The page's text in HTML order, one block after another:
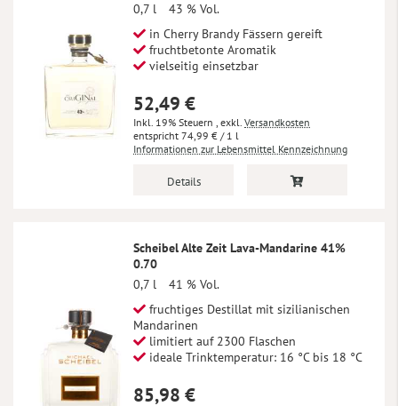
0,7 l
43 % Vol.
in Cherry Brandy Fässern gereift
fruchtbetonte Aromatik
vielseitig einsetzbar
52,49 €
Inkl. 19% Steuern , exkl. Versandkosten
74,99 € / 1 l
Informationen zur Lebensmittel Kennzeichnung
Details
Scheibel Alte Zeit Lava-Mandarine 41%
0.70
0,7 l
41 % Vol.
fruchtiges Destillat mit sizilianischen
Mandarinen
limitiert auf 2300 Flaschen
ideale Trinktemperatur: 16 °C bis 18 °C
85,98 €